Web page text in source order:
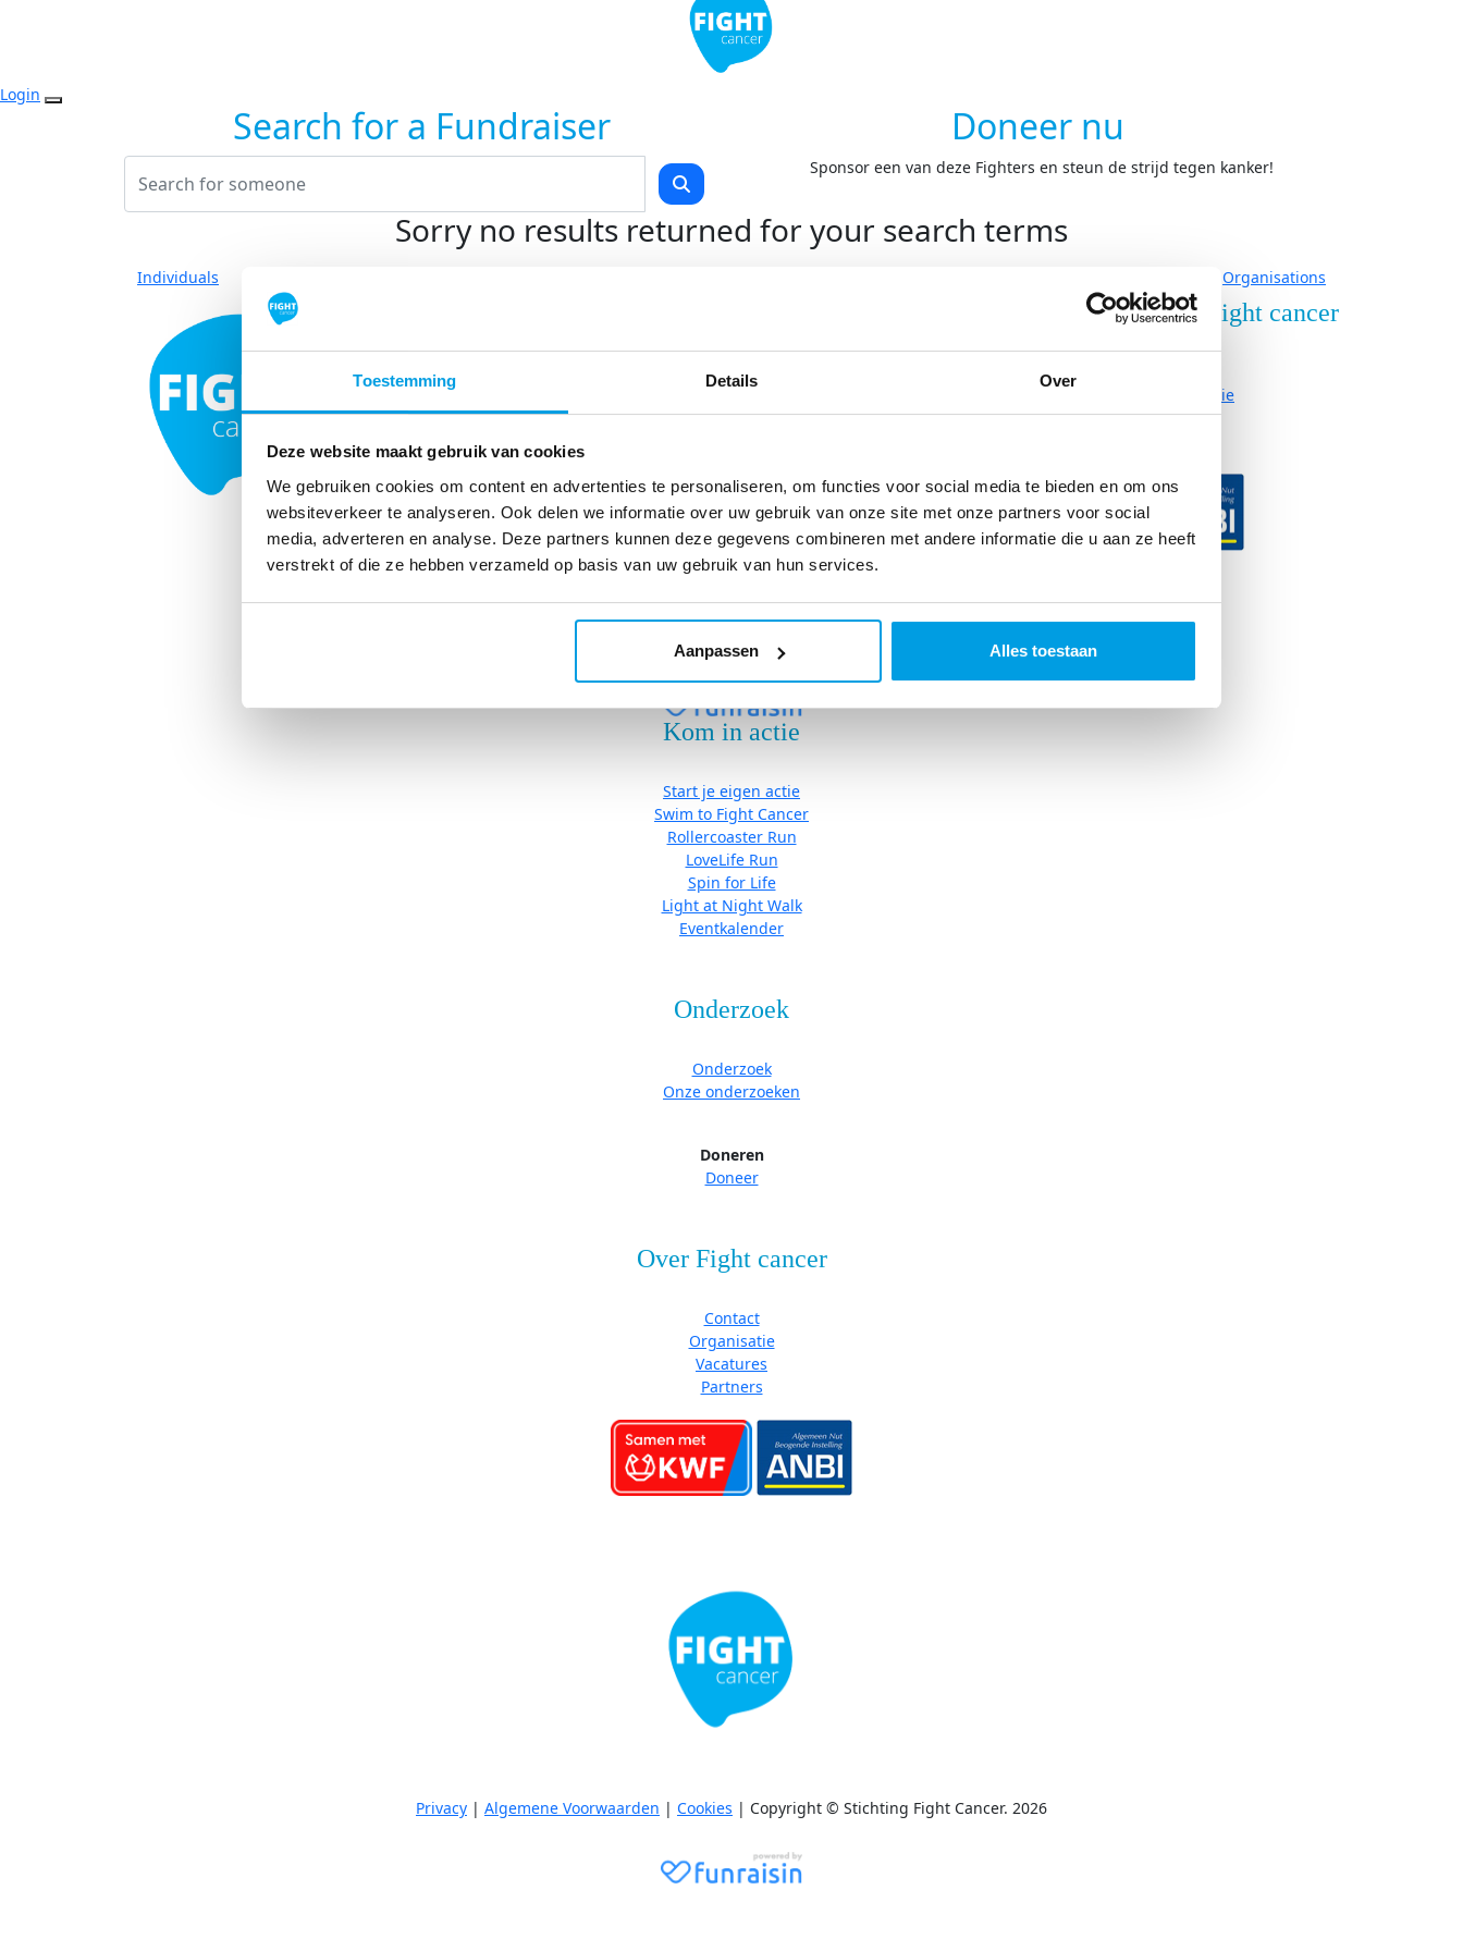
Toestemming Details Over
Deze website maakt gebruik van cookies
We gebruiken cookies om content en advertenties te personaliseren, om functies voor social media te bieden en om ons
websiteverkeer te analyseren. Ook delen we informatie over uw gebruik van onze site met onze partners voor social
media, adverteren en analyse. Deze partners kunnen deze gegevens combineren met andere informatie die u aan ze heeft
verstrekt of die ze hebben verzameld op basis van uw gebruik van hun services.
Aanpassen Alles toestaan
Login
Search for a Fundraiser Doneer nu
Sponsor een van deze Fighters en steun de strijd tegen kanker!
Sorry no results returned for your search terms
Individuals Organisations
Start je eigen actie
Rollercoaster Run
Light at Night Walk
Eventkalender
Over Fight cancer
Organisatie
Vacatures
|Cookies | Copyright © Stichting Fight cancer. 2026
Kom in actie
Start je eigen actie
Swim to Fight Cancer
Rollercoaster Run
LoveLife Run
Spin for Life
Light at Night Walk
Eventkalender
Onderzoek
Onderzoek
Onze onderzoeken
Doneren
Doneer
Over Fight cancer
Contact
Organisatie
Vacatures
Partners
Privacy | Algemene Voorwaarden | Cookies | Copyright © Stichting Fight Cancer. 2026